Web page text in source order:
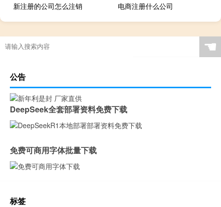
新注册的公司怎么注销
电商注册什么公司
☚
公告
DeepSeek全套部署资料免费下载
免费可商用字体批量下载
标签